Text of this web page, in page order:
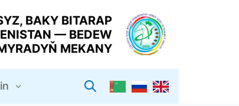
BAKY BITARAP
— BEDEW
MEKANY